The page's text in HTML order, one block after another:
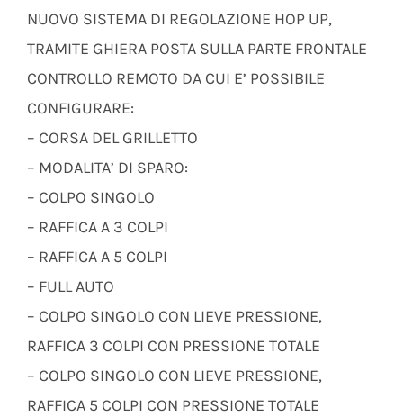
NUOVO SISTEMA DI REGOLAZIONE HOP UP,
TRAMITE GHIERA POSTA SULLA PARTE FRONTALE
CONTROLLO REMOTO DA CUI E’ POSSIBILE
CONFIGURARE:
– CORSA DEL GRILLETTO
– MODALITA’ DI SPARO:
– COLPO SINGOLO
– RAFFICA A 3 COLPI
– RAFFICA A 5 COLPI
– FULL AUTO
– COLPO SINGOLO CON LIEVE PRESSIONE,
RAFFICA 3 COLPI CON PRESSIONE TOTALE
– COLPO SINGOLO CON LIEVE PRESSIONE,
RAFFICA 5 COLPI CON PRESSIONE TOTALE